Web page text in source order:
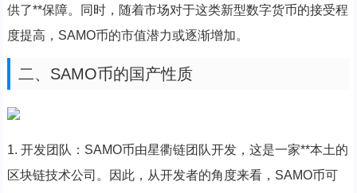
供了**保障。同时，随着市场对于这类新型数字货币的接受程
度提高，SAMO币的市值潜力或逐渐增加。
二、SAMO币的国产性质
1. 开发团队：SAMO币由星衢链团队开发，这是一家**本土的
区块链技术公司。因此，从开发者的角度来看，SAMO币可